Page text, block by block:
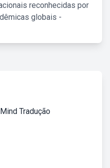
reconhecidas por
globais -
Tradução